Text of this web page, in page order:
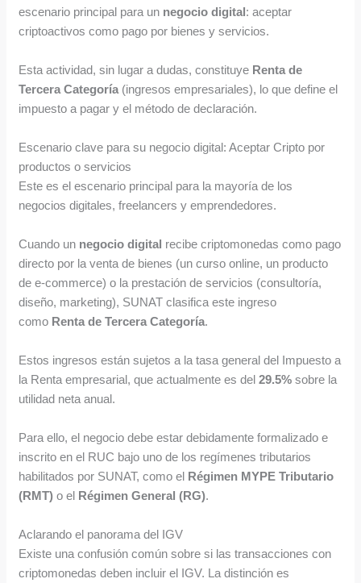
escenario principal para un negocio digital: aceptar
criptoactivos como pago por bienes y servicios.
Esta actividad, sin lugar a dudas, constituye Renta de
Tercera Categoría (ingresos empresariales), lo que define el
impuesto a pagar y el método de declaración.
Escenario clave para su negocio digital: Aceptar Cripto por
productos o servicios
Este es el escenario principal para la mayoría de los
negocios digitales, freelancers y emprendedores.
Cuando un negocio digital recibe criptomonedas como pago
directo por la venta de bienes (un curso online, un producto
de e-commerce) o la prestación de servicios (consultoría,
diseño, marketing), SUNAT clasifica este ingreso
como Renta de Tercera Categoría.
Estos ingresos están sujetos a la tasa general del Impuesto a
la Renta empresarial, que actualmente es del29.5% sobre la
utilidad neta anual.
Para ello, el negocio debe estar debidamente formalizado e
inscrito en el RUC bajo uno de los regímenes tributarios
habilitados por SUNAT, como el Régimen MYPE Tributario
(RMT) o el Régimen General (RG).
Aclarando el panorama del IGV
Existe una confusión común sobre si las transacciones con
criptomonedas deben incluir el IGV. La distinción es